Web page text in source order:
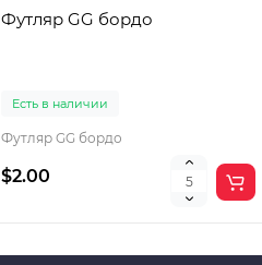
Футляр GG бордо
Есть в наличии
Футляр GG бордо
$2.00